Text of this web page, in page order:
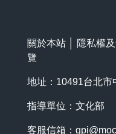
關於本站 隱私權
覽
地址：10491台北市
指導單位：文化部
客服信箱：